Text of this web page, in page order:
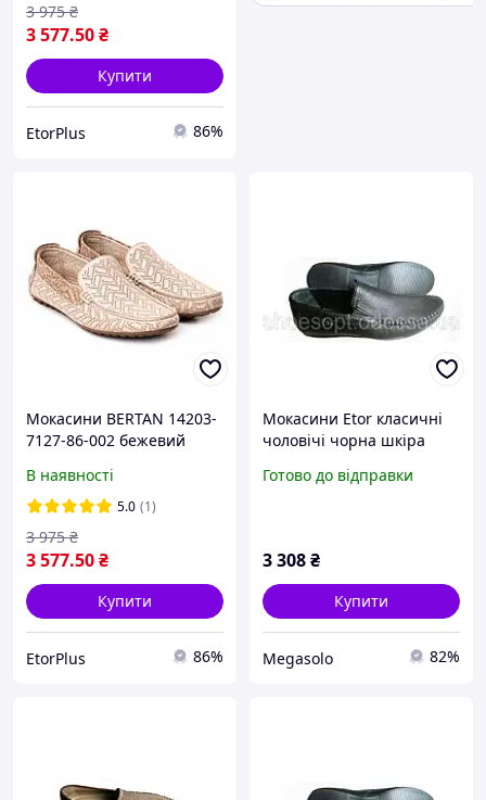
3 577.50₴
3 975 ₴
Купити
EtorPlus 86%
Мокасини BERTAN 14203-
7127-86-002 бежевий
В наявності
5.0 (1)
3 577.50₴
3 975 ₴
Купити
EtorPlus 86%
Мокасини Etor класичні
чоловічі чорна шкіра
Готово до відправки
3 308₴
Купити
Megasolo 82%